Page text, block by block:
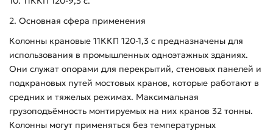
2. Основная сфера применения
Колонны крановые 11ККП 120-1,3 с предназначены для
использования в промышленных одноэтажных зданиях.
Они служат опорами для перекрытий, стеновых панелей и
подкрановых путей мостовых кранов, которые работают в
средних и тяжелых режимах. Максимальная
грузоподъёмность монтируемых на них кранов 32 тонны.
Колонны могут применяться без температурных